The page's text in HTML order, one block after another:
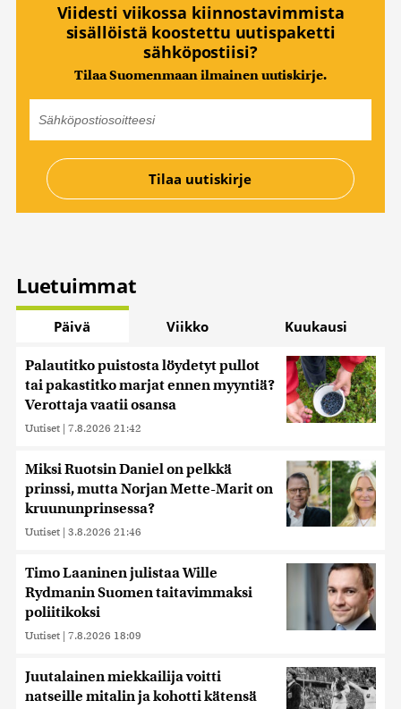
Viidesti viikossa kiinnostavimmista
sisällöistä koostettu uutispaketti
sähköpostiisi?
Tilaa Suomenmaan ilmainen uutiskirje.
Luetuimmat
Päivä Viikko Kuukausi
Palautitko puistosta löydetyt pullot
tai pakastitko marjat ennen myyntiä?
Verottaja vaatii osansa
Uutiset | 7.8.2026 21:42
Miksi Ruotsin Daniel on pelkkä
prinssi, mutta Norjan Mette-Marit on
kruununprinsessa?
Uutiset | 3.8.2026 21:46
Timo Laaninen julistaa Wille
Rydmanin Suomen taitavimmaksi
poliitikoksi
Uutiset | 7.8.2026 18:09
Juutalainen miekkailija voitti
natseille mitalin ja kohotti kätensä